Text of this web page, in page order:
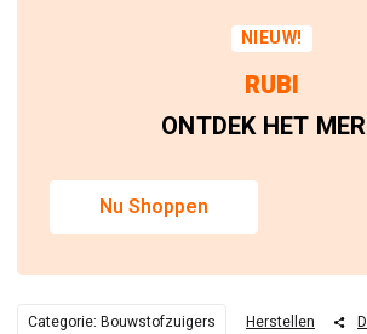
NIEUW!
RUBI
ONTDEK HET
Nu Shoppen
Categorie: Bouwstofzuigers Herstellen